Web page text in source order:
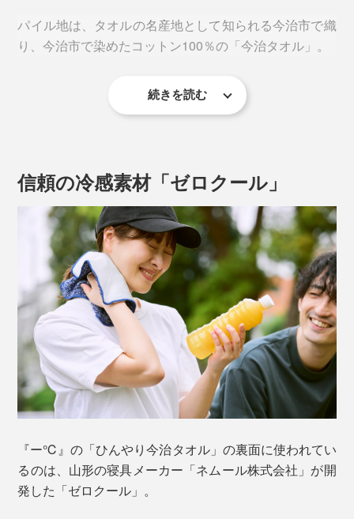
パイル地は、タオルの名産地として知られる今治市で織
り、今治市で染めたコットン100％の「今治タオル」。
一般的なタオルよりもやや大きめループの立体的なジャ
裏面は、接触冷感素材「ゼロクール」。
乾いた状態でもひんやりとした冷たさを感じますが、水
で濡らすとさらにひんやり。体温でぬくもってきたら、
続きを読む
信頼の冷感素材「ゼロクール」
『ー℃』の「ひんやり今治タオル」の裏面に使われてい
るのは、山形の寝具メーカー「ネムール株式会社」が開
発した「ゼロクール」。